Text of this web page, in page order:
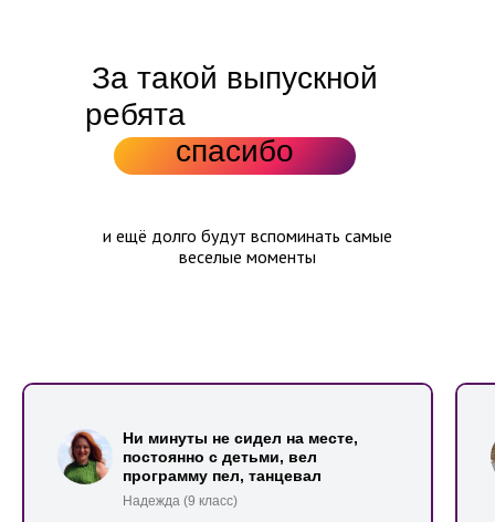
За такой выпускной
ребята
спасибо
и ещё долго будут вспоминать самые
веселые моменты
Ни минуты не сидел на месте,
постоянно с детьми, вел
программу пел, танцевал
Надежда (9 класс)